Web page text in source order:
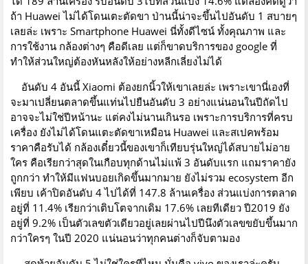
ถ้า Huawei ไม่ได้โดนเตะตัดขา ป่านนี้น่าจะขึ้นไปอันดับ 1 สบายๆ
เลยล่ะ เพราะ Smartphone Huawei นี่ทั้งดีไซน์ ทั้งคุณภาพ และ
การใช้งาน กล้องต่างๆ คือดีเลย แต่ก็ขาดบริการของ google ที่
ทำให้ส่วนใหญ่ต้องหันหลังให้อย่างหลีกเลี่ยงไม่ได้
อันดับ 4 อันนี้ Xiaomi ต้องยกนิ้วให้เขาเลยล่ะ เพราะเขานี่เองที่
จะมาเปลี่ยนตลาดขึ้นแท่นไปยืนอันดับ 3 อย่างแน่นอนในปีถัดไป
อาจจะไม่ใช่ปีหน้านะ แต่คงไม่นานเกินรอ เพราะการบริการที่ครบ
เครื่อง ยังไม่ได้โดนแตะตัดขาเหมือน Huawei และสเปคพร้อม
ราคาคือรับได้ กล้องเดี๋ยวนี้ของเขาก็เทียบรุ่นใหญ่ได้สบายไม่อาย
ใคร คือเรียกว่าสุดในเกือบทุกด้านไม่แพ้ 3 อันดับแรก แถมราคายัง
ถูกกว่า ทำให้มีแฟนบอยเกิดขึ้นมากมาย ยังไม่รวม ecosystem อีก
เพียบ เค้าปิดอันดับ 4 ไปได้ที่ 147.8 ล้านเครื่อง ส่วนแบ่งการตลาด
อยู่ที่ 11.4% เรียกว่าเติบโตจากเดิม 17.6% เลยทีเดียว ปี2019 ยัง
อยู่ที่ 9.2% เป็นตัวเลขตัวเดียวอยู่เลยผ่านไปปีนึงตัวเลขขยับขึ้นมาก
กว่าใครๆ ในปี 2020 แน่นอนว่าทุกคนต่างก็จับตามอง